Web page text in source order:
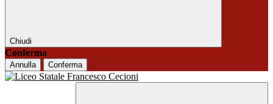
Chiudi
Conferma
Annulla Conferma